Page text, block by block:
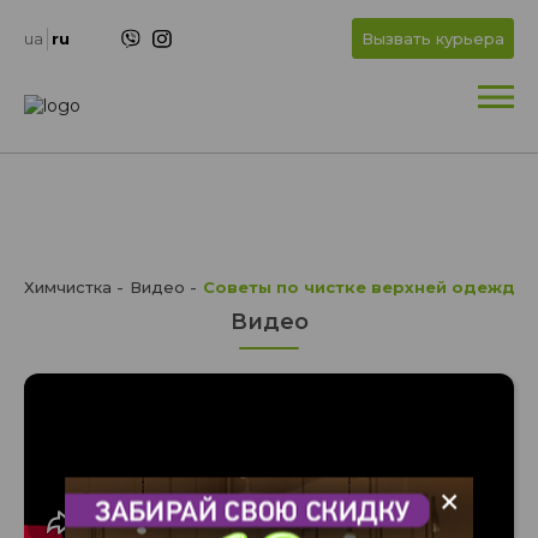
OKua ru Вызвать курьера
Химчистка Видео Советы по чистке верхней одежды
Видео
+